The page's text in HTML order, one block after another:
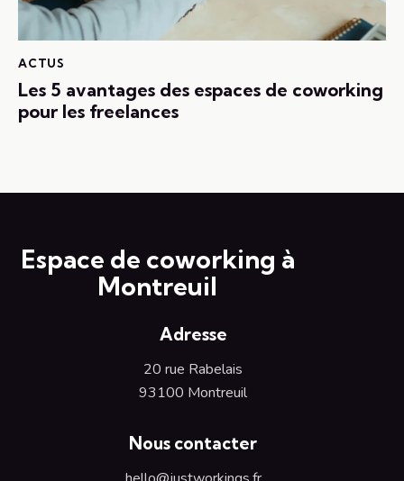
ACTUS
Les 5 avantages des espaces de coworking
pour les freelances
Espace de coworking à
Montreuil
Adresse
20 rue Rabelais
93100 Montreuil
Nous contacter